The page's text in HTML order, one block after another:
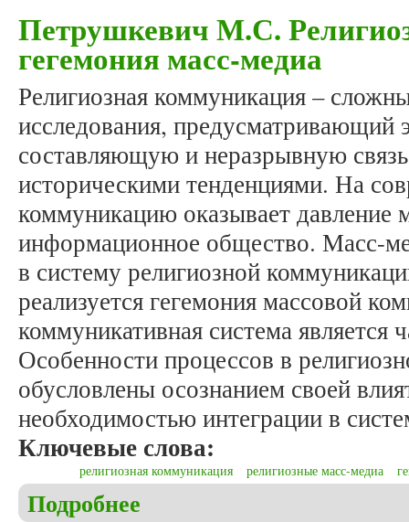
Петрушкевич М.С.
гегемония масс-медиа
Религиозная коммуникация –
исследования, предусматривающий
составляющую и неразрывную
историческими тенденциями. На
коммуникацию оказывает давление
информационное общество. Масс-
в систему религиозной
реализуется гегемония массовой
коммуникативная система является
Особенности процессов в
обусловлены осознанием своей
необходимостью интеграции в
Ключевые слова:
религиозная коммуникация религиозные масс-медиа
Подробнее